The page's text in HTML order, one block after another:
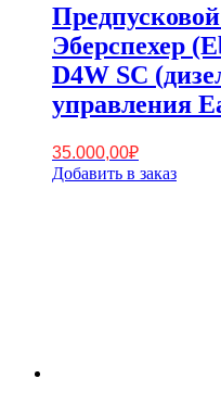
Эберспехер
D4W SC
управления
35.000,00₽
Добавить в заказ